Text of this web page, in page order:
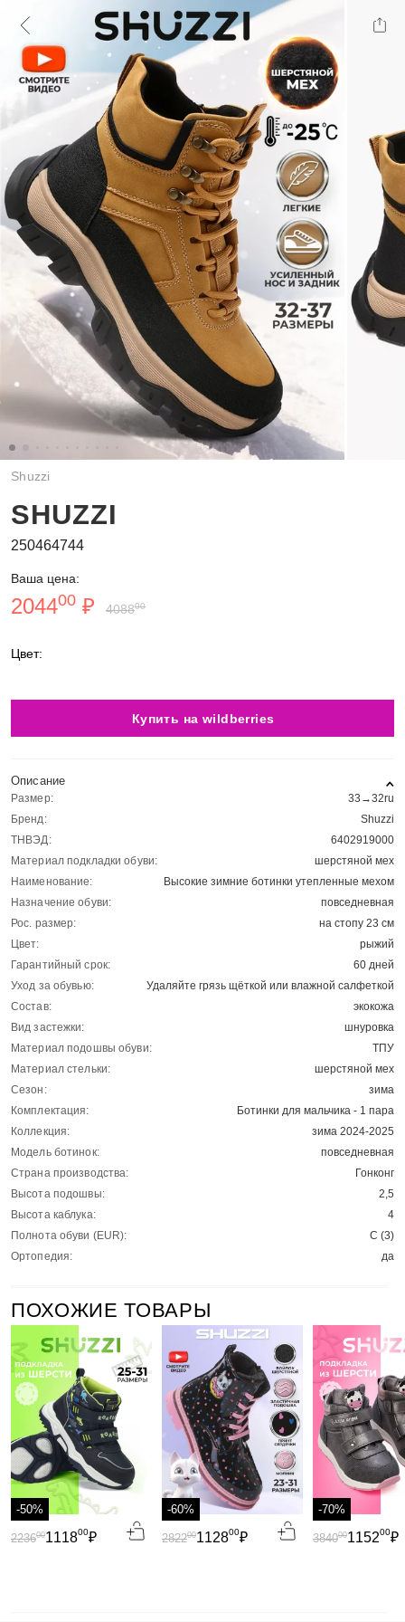
Shuzzi
SHUZZI
250464744
Ваша цена:
204400 ₽ 408800
Цвет:
Купить на wildberries
Описание
Размер:
33→32ru
Бренд:
Shuzzi
ТНВЭД:
6402919000
Материал подкладки обуви:
шерстяной мех
Наименование:
Высокие зимние ботинки утепленные мехом
Назначение обуви:
повседневная
Рос. размер:
на стопу 23 см
Цвет:
рыжий
Гарантийный срок:
60 дней
Уход за обувью:
Удаляйте грязь щёткой или влажной салфеткой
Состав:
экокожа
Вид застежки:
шнуровка
Материал подошвы обуви:
ТПУ
Материал стельки:
шерстяной мех
Сезон:
зима
Комплектация:
Ботинки для мальчика - 1 пара
Коллекция:
зима 2024-2025
Модель ботинок:
повседневная
Страна производства:
Гонконг
Высота подошвы:
2,5
Высота каблука:
4
Полнота обуви (EUR):
С (3)
Ортопедия:
да
ПОХОЖИЕ ТОВАРЫ
-50%
111800₽
223600
-60%
112800₽
282200
-70%
115200₽
384000